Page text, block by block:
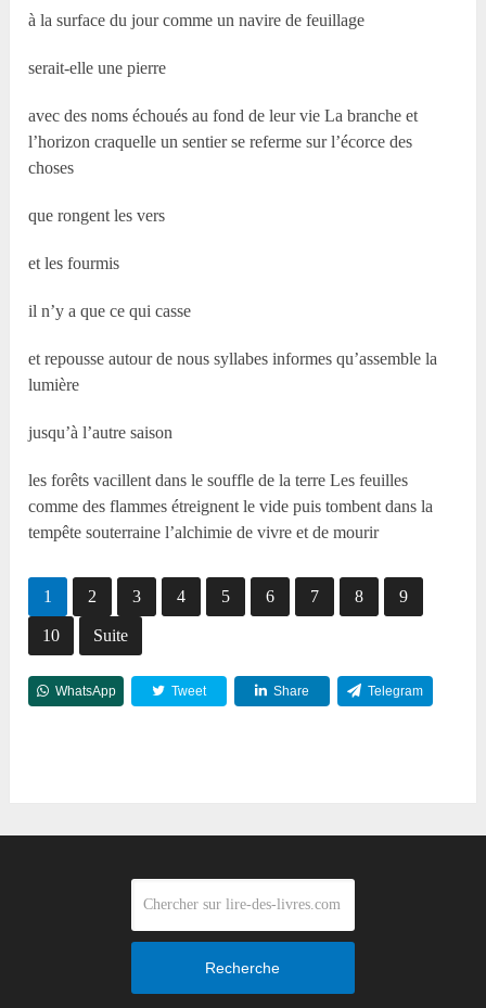
à la surface du jour comme un navire de feuillage
serait-elle une pierre
avec des noms échoués au fond de leur vie La branche et
l’horizon craquelle un sentier se referme sur l’écorce des
choses
que rongent les vers
et les fourmis
il n’y a que ce qui casse
et repousse autour de nous syllabes informes qu’assemble la
lumière
jusqu’à l’autre saison
les forêts vacillent dans le souffle de la terre Les feuilles
comme des flammes étreignent le vide puis tombent dans la
tempête souterraine l’alchimie de vivre et de mourir
1 2 3 4 5 6 7 8 9
10 Suite
WhatsApp Tweet Share Telegram
Recherche